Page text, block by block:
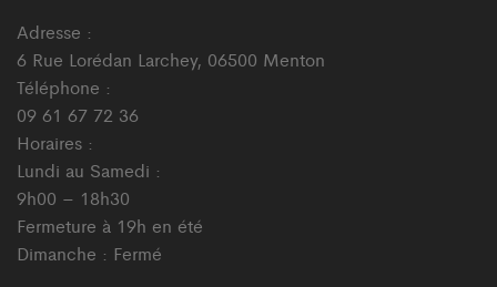
Adresse :
6 Rue Lorédan Larchey, 06500 Menton
Téléphone :
09 61 67 72 36
Horaires :
Lundi au Samedi :
9h00 – 18h30
Fermeture à 19h en été
Dimanche : Fermé